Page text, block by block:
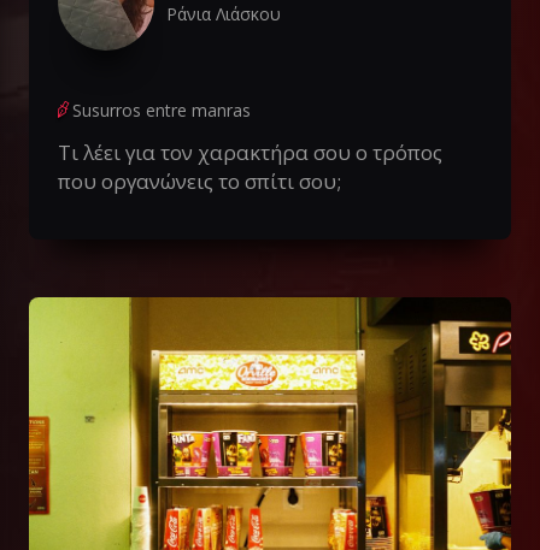
Ράνια Λιάσκου
Susurros entre manras
Τι λέει για τον χαρακτήρα σου ο τρόπος
που οργανώνεις το σπίτι σου;